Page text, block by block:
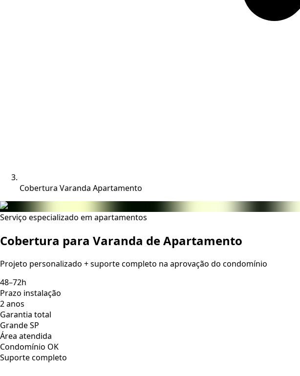
Cobertura Varanda Apartamento
Serviço especializado em apartamentos
Cobertura para Varanda de Apartamento
Projeto personalizado + suporte completo na aprovação do condomínio
48–72h
Prazo instalação
2 anos
Garantia total
Grande SP
Área atendida
Condomínio OK
Suporte completo